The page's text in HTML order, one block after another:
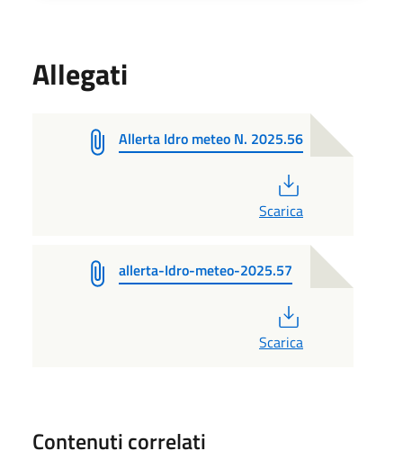
Allegati
Allerta Idro meteo N. 2025.56
Scarica
allerta-Idro-meteo-2025.57
Scarica
Contenuti correlati